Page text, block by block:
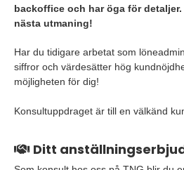
backoffice och har öga för
nästa utmaning!
Har du tidigare arbetat som
siffror och värdesätter hög
möjligheten för dig!
Konsultuppdraget är till en välkänd
Ditt